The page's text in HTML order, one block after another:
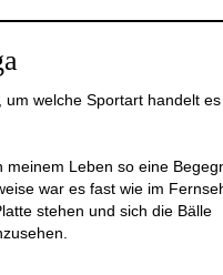
welche Sportart handelt
Leben so eine
war es fast wie im
stehen und sich die Bälle